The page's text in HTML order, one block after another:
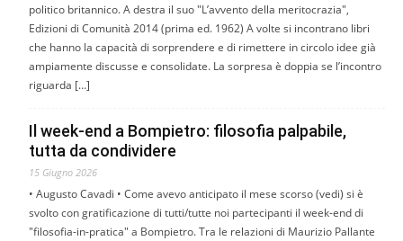
politico britannico. A destra il suo "L’avvento della meritocrazia",
Edizioni di Comunità 2014 (prima ed. 1962) A volte si incontrano libri
che hanno la capacità di sorprendere e di rimettere in circolo idee già
ampiamente discusse e consolidate. La sorpresa è doppia se l’incontro
riguarda […]
Il week-end a Bompietro: filosofia palpabile,
tutta da condividere
15 Giugno 2026
• Augusto Cavadi • Come avevo anticipato il mese scorso (vedi) si è
svolto con gratificazione di tutti/tutte noi partecipanti il week-end di
"filosofia-in-pratica" a Bompietro. Tra le relazioni di Maurizio Pallante